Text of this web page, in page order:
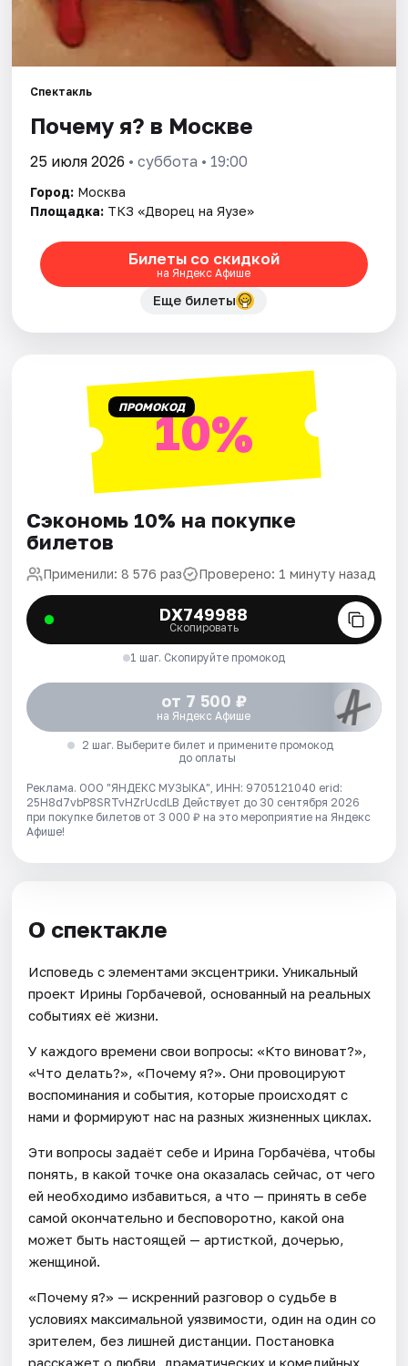
Спектакль
Почему я? в Москве
25 июля 2026 • суббота • 19:00
Город: Москва
Площадка: ТКЗ «Дворец на Яузе»
Билеты со скидкой
на Яндекс Афише
Еще билеты
ПРОМОКОД10%
Сэкономь 10% на покупке
билетов
Применили: 8 576 раз Проверено: 1 минуту назад
DX749988
Скопировать
1 шаг. Скопируйте промокод
от 7 500 ₽
на Яндекс Афише
2 шаг. Выберите билет и примените промокод
до оплаты
Реклама. ООО "ЯНДЕКС МУЗЫКА", ИНН: 9705121040 erid:
25H8d7vbP8SRTvHZrUcdLB Действует до 30 сентября 2026
при покупке билетов от 3 000 ₽ на это мероприятие на Яндекс
Афише!
О спектакле
Исповедь с элементами эксцентрики. Уникальный
проект Ирины Горбачевой, основанный на реальных
событиях её жизни.
У каждого времени свои вопросы: «Кто виноват?»,
«Что делать?», «Почему я?». Они провоцируют
воспоминания и события, которые происходят с
нами и формируют нас на разных жизненных циклах.
Эти вопросы задаёт себе и Ирина Горбачёва, чтобы
понять, в какой точке она оказалась сейчас, от чего
ей необходимо избавиться, а что — принять в себе
самой окончательно и бесповоротно, какой она
может быть настоящей — артисткой, дочерью,
женщиной.
«Почему я?» — искренний разговор о судьбе в
условиях максимальной уязвимости, один на один со
зрителем, без лишней дистанции. Постановка
расскажет о любви, драматических и комедийных